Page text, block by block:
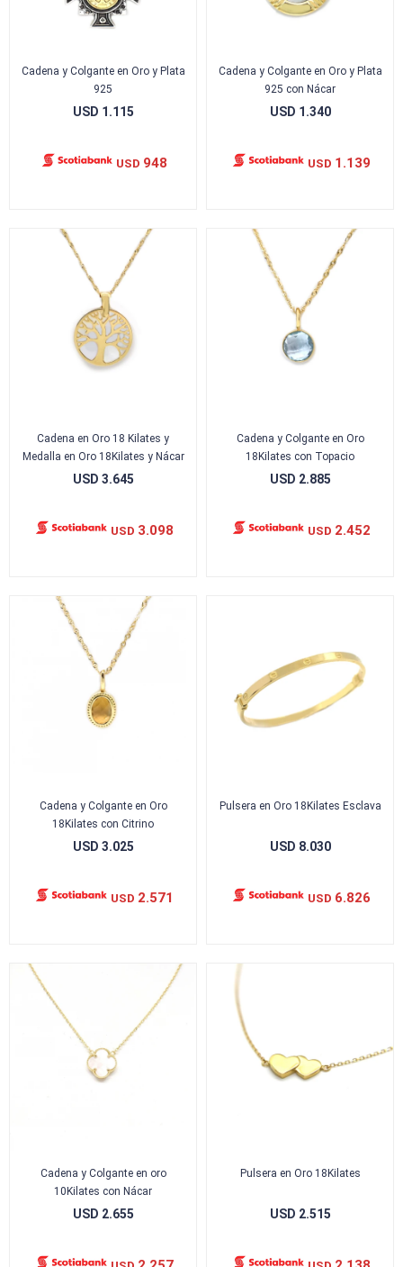
Cadena y Colgante en Oro y Plata
925
USD 1.115
USD 948
Cadena y Colgante en Oro y Plata
925 con Nácar
USD 1.340
USD 1.139
Cadena en Oro 18 Kilates y
Medalla en Oro 18Kilates y Nácar
USD 3.645
USD 3.098
Cadena y Colgante en Oro
18Kilates con Topacio
USD 2.885
USD 2.452
Cadena y Colgante en Oro
18Kilates con Citrino
USD 3.025
USD 2.571
Pulsera en Oro 18Kilates Esclava
USD 8.030
USD 6.826
Cadena y Colgante en oro
10Kilates con Nácar
USD 2.655
Pulsera en Oro 18Kilates
USD 2.515